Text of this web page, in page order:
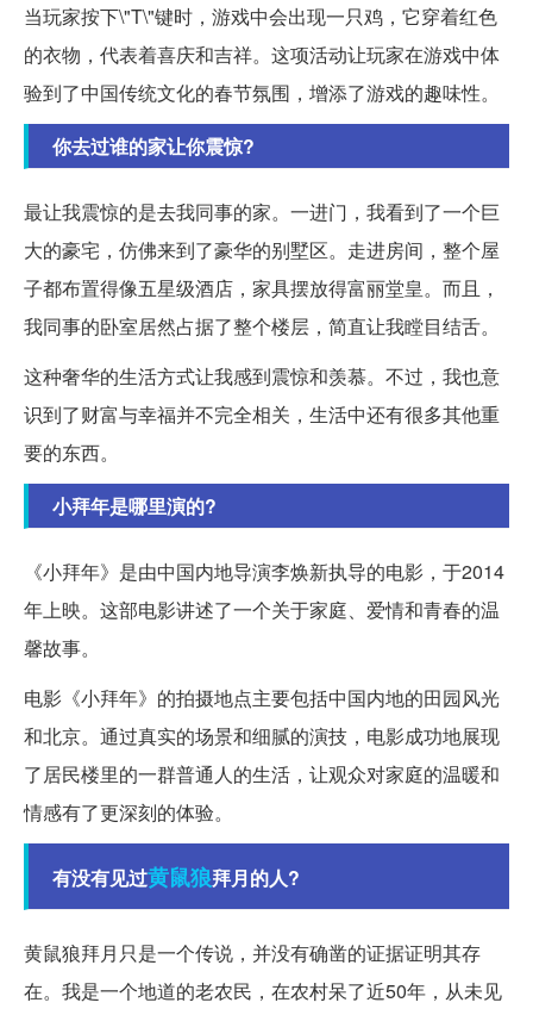
当玩家按下\"T\"键时，游戏中会出现一只鸡，它穿着红色
的衣物，代表着喜庆和吉祥。这项活动让玩家在游戏中体
验到了中国传统文化的春节氛围，增添了游戏的趣味性。
你去过谁的家让你震惊?
最让我震惊的是去我同事的家。一进门，我看到了一个巨
大的豪宅，仿佛来到了豪华的别墅区。走进房间，整个屋
子都布置得像五星级酒店，家具摆放得富丽堂皇。而且，
我同事的卧室居然占据了整个楼层，简直让我瞠目结舌。
这种奢华的生活方式让我感到震惊和羡慕。不过，我也意
识到了财富与幸福并不完全相关，生活中还有很多其他重
要的东西。
小拜年是哪里演的?
《小拜年》是由中国内地导演李焕新执导的电影，于2014
年上映。这部电影讲述了一个关于家庭、爱情和青春的温
馨故事。
电影《小拜年》的拍摄地点主要包括中国内地的田园风光
和北京。通过真实的场景和细腻的演技，电影成功地展现
了居民楼里的一群普通人的生活，让观众对家庭的温暖和
情感有了更深刻的体验。
有没有见过黄鼠狼拜月的人?
黄鼠狼拜月只是一个传说，并没有确凿的证据证明其存
在。我是一个地道的老农民，在农村呆了近50年，从未见